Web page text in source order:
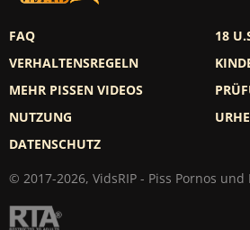
FAQ
VERHALTENSREGELN
MEHR PISSEN VIDEOS
NUTZUNG
DATENSCHUTZ
18
© 2017-2026, VidsRIP - Piss Pornos